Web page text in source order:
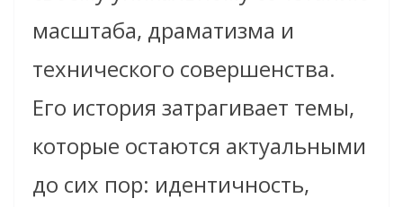
масштаба, драматизма и
технического совершенства.
Его история затрагивает темы,
которые остаются актуальными
до сих пор: идентичность,